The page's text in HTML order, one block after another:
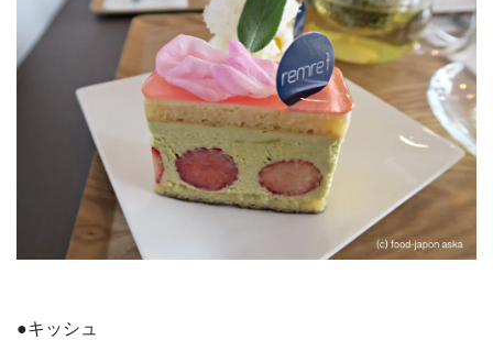
●キッシュ